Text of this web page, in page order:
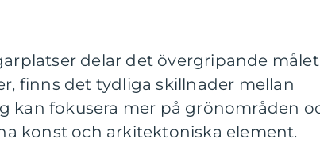
delar det övergripande målet
finns det tydliga skillnader mellan
kan fokusera mer på grönområden
konst och arkitektoniska element.